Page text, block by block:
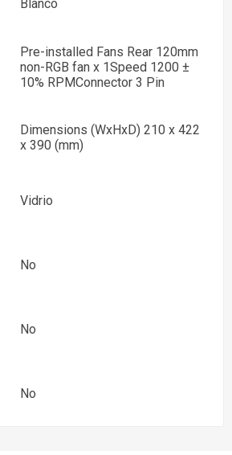
Blanco
Pre-installed Fans Rear 120mm
non-RGB fan x 1Speed 1200 ±
10% RPMConnector 3 Pin
Dimensions (WxHxD) 210 x 422
x 390 (mm)
Vidrio
No
No
No